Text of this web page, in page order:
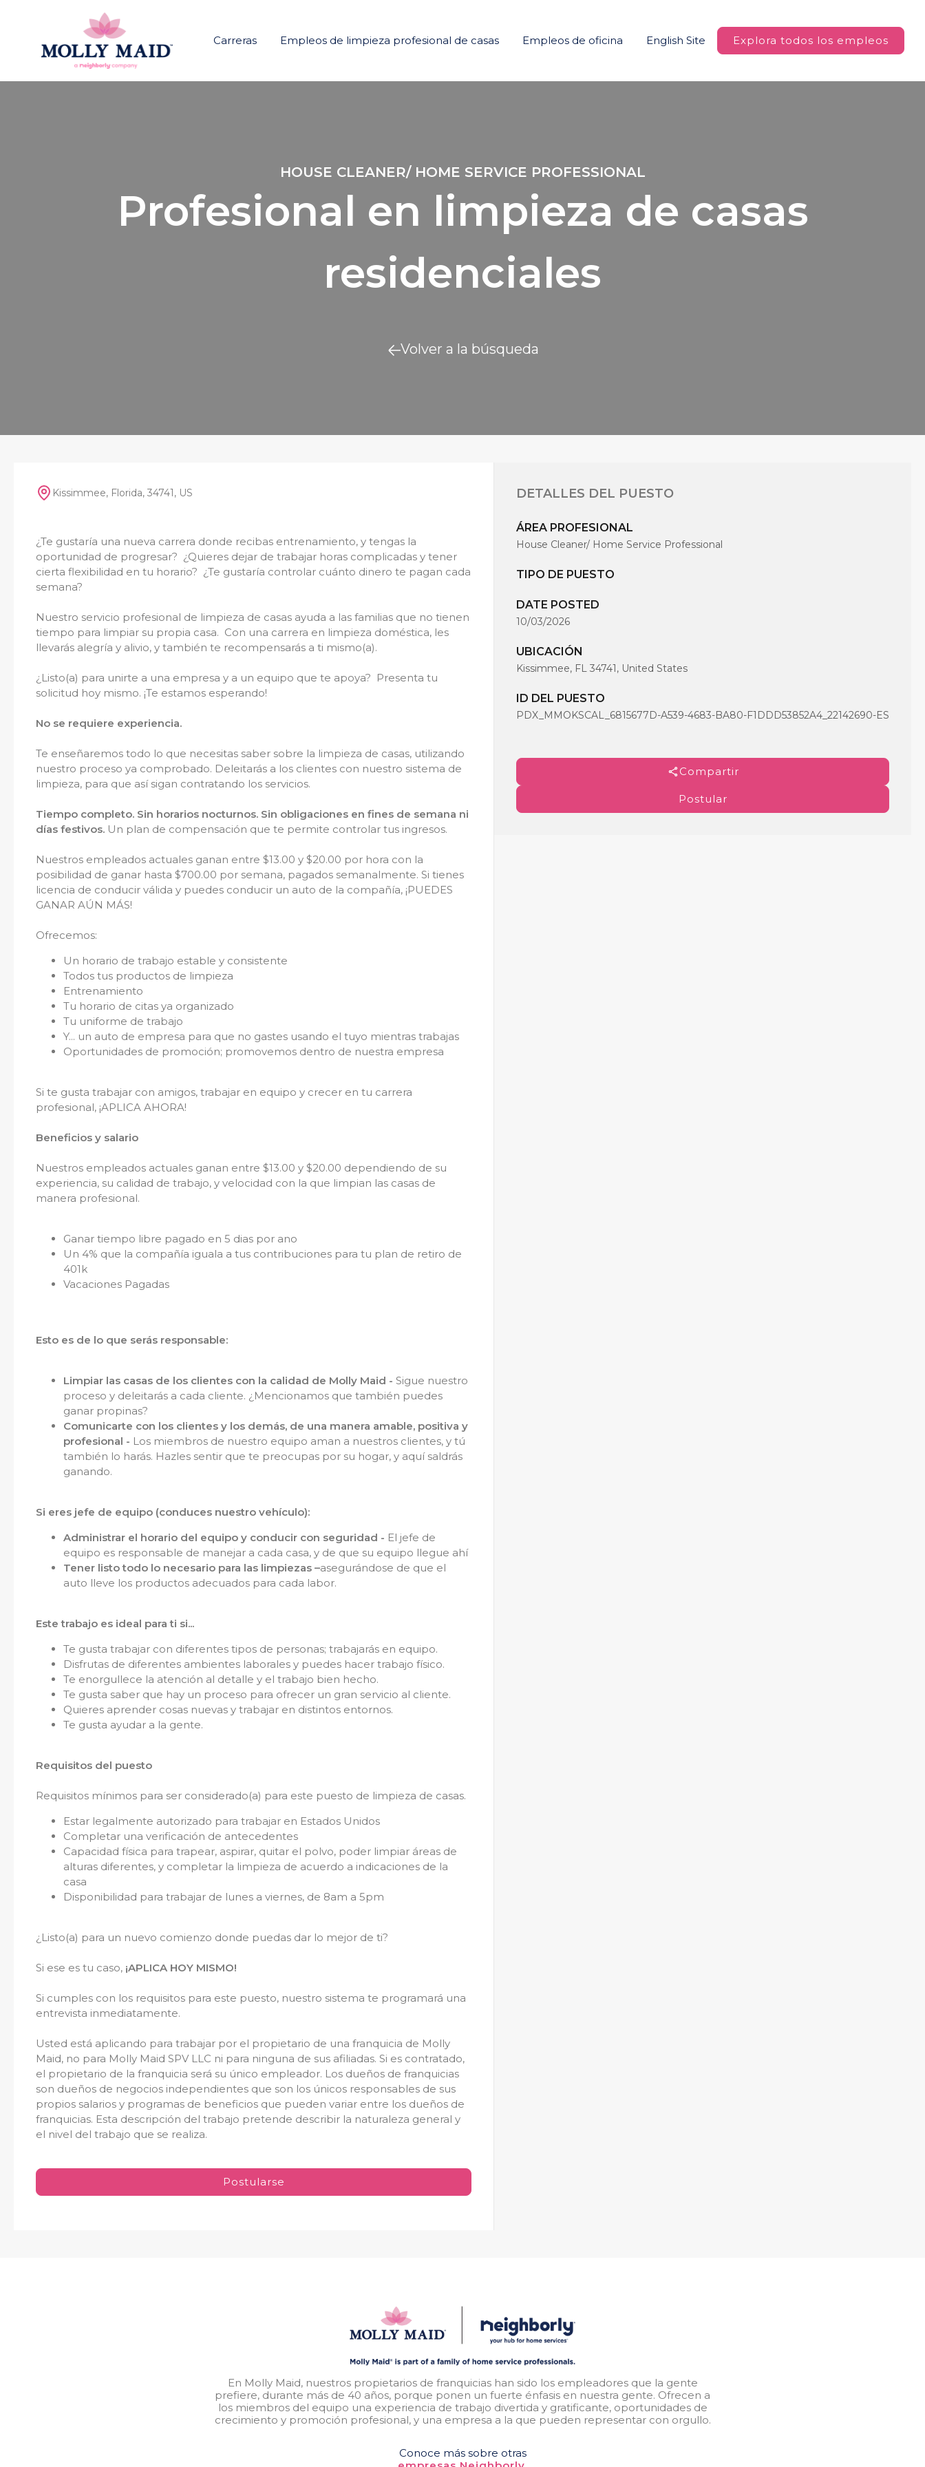
Carreras Empleos de limpieza profesional de casas Empleos de oficina English Site Explora todos los empleos
HOUSE CLEANER/ HOME SERVICE PROFESSIONAL
Profesional en limpieza de casas
residenciales
Volver a la búsqueda
DETALLES DEL PUESTO
ÁREA PROFESIONAL
House Cleaner/ Home Service Professional
TIPO DE PUESTO
DATE POSTED
10/03/2026
UBICACIÓN
Kissimmee, FL 34741, United States
ID DEL PUESTO
PDX_MMOKSCAL_6815677D-A539-4683-BA80-F1DDD53852A4_22142690-ES
Compartir
Postular
Kissimmee, Florida, 34741, US
¿Te gustaría una nueva carrera donde recibas entrenamiento, y tengas la
oportunidad de progresar? ¿Quieres dejar de trabajar horas complicadas y tener
cierta flexibilidad en tu horario? ¿Te gustaría controlar cuánto dinero te pagan cada
semana?
Nuestro servicio profesional de limpieza de casas ayuda a las familias que no tienen
tiempo para limpiar su propia casa. Con una carrera en limpieza doméstica, les
llevarás alegría y alivio, y también te recompensarás a ti mismo(a).
¿Listo(a) para unirte a una empresa y a un equipo que te apoya? Presenta tu
solicitud hoy mismo. ¡Te estamos esperando!
No se requiere experiencia.
Te enseñaremos todo lo que necesitas saber sobre la limpieza de casas, utilizando
nuestro proceso ya comprobado. Deleitarás a los clientes con nuestro sistema de
limpieza, para que así sigan contratando los servicios.
Tiempo completo. Sin horarios nocturnos. Sin obligaciones en fines de semana ni
días festivos. Un plan de compensación que te permite controlar tus ingresos.
Nuestros empleados actuales ganan entre $13.00 y $20.00 por hora con la
posibilidad de ganar hasta $700.00 por semana, pagados semanalmente. Si tienes
licencia de conducir válida y puedes conducir un auto de la compañía, ¡PUEDES
GANAR AÚN MÁS!
Ofrecemos:
Un horario de trabajo estable y consistente
Todos tus productos de limpieza
Entrenamiento
Tu horario de citas ya organizado
Tu uniforme de trabajo
Y... un auto de empresa para que no gastes usando el tuyo mientras trabajas
Oportunidades de promoción; promovemos dentro de nuestra empresa
Si te gusta trabajar con amigos, trabajar en equipo y crecer en tu carrera
profesional, ¡APLICA AHORA!
Beneficios y salario
Nuestros empleados actuales ganan entre $13.00 y $20.00 dependiendo de su
experiencia, su calidad de trabajo, y velocidad con la que limpian las casas de
manera profesional.
Ganar tiempo libre pagado en 5 dias por ano
Un 4% que la compañía iguala a tus contribuciones para tu plan de retiro de
401k
Vacaciones Pagadas
Esto es de lo que serás responsable:
Limpiar las casas de los clientes con la calidad de Molly Maid - Sigue nuestro
proceso y deleitarás a cada cliente. ¿Mencionamos que también puedes
ganar propinas?
Comunicarte con los clientes y los demás, de una manera amable, positiva y
profesional - Los miembros de nuestro equipo aman a nuestros clientes, y tú
también lo harás. Hazles sentir que te preocupas por su hogar, y aquí saldrás
ganando.
Si eres jefe de equipo (conduces nuestro vehículo):
Administrar el horario del equipo y conducir con seguridad - El jefe de
equipo es responsable de manejar a cada casa, y de que su equipo llegue ahí
Tener listo todo lo necesario para las limpiezas –asegurándose de que el
auto lleve los productos adecuados para cada labor.
Este trabajo es ideal para ti si...
Te gusta trabajar con diferentes tipos de personas; trabajarás en equipo.
Disfrutas de diferentes ambientes laborales y puedes hacer trabajo físico.
Te enorgullece la atención al detalle y el trabajo bien hecho.
Te gusta saber que hay un proceso para ofrecer un gran servicio al cliente.
Quieres aprender cosas nuevas y trabajar en distintos entornos.
Te gusta ayudar a la gente.
Requisitos del puesto
Requisitos mínimos para ser considerado(a) para este puesto de limpieza de casas.
Estar legalmente autorizado para trabajar en Estados Unidos
Completar una verificación de antecedentes
Capacidad física para trapear, aspirar, quitar el polvo, poder limpiar áreas de
alturas diferentes, y completar la limpieza de acuerdo a indicaciones de la
casa
Disponibilidad para trabajar de lunes a viernes, de 8am a 5pm
¿Listo(a) para un nuevo comienzo donde puedas dar lo mejor de ti?
Si ese es tu caso, ¡APLICA HOY MISMO!
Si cumples con los requisitos para este puesto, nuestro sistema te programará una
entrevista inmediatamente.
Usted está aplicando para trabajar por el propietario de una franquicia de Molly
Maid, no para Molly Maid SPV LLC ni para ninguna de sus afiliadas. Si es contratado,
el propietario de la franquicia será su único empleador. Los dueños de franquicias
son dueños de negocios independientes que son los únicos responsables de sus
propios salarios y programas de beneficios que pueden variar entre los dueños de
franquicias. Esta descripción del trabajo pretende describir la naturaleza general y
el nivel del trabajo que se realiza.
Postularse
En Molly Maid, nuestros propietarios de franquicias han sido los empleadores que la gente
prefiere, durante más de 40 años, porque ponen un fuerte énfasis en nuestra gente. Ofrecen a
los miembros del equipo una experiencia de trabajo divertida y gratificante, oportunidades de
crecimiento y promoción profesional, y una empresa a la que pueden representar con orgullo.
Conoce más sobre otras